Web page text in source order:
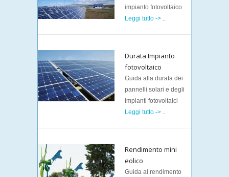
impianto fotovoltaico
Leggi tutto -> ..
Durata Impianto
fotovoltaico
Guida alla durata dei
pannelli solari e degli
impianti fotovoltaici
Leggi tutto -> ..
Rendimento mini
eolico
Guida al rendimento